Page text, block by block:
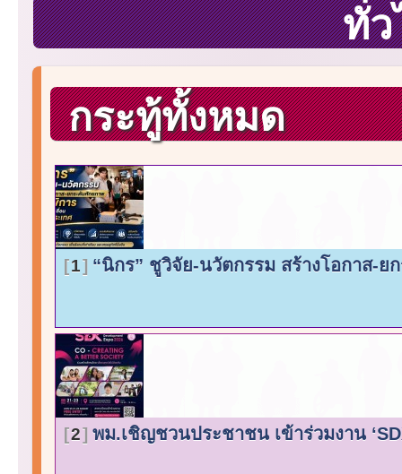
ทั่
กระทู้ทั้งหมด
1 “นิกร” ชูวิจัย-นวัตกรรม สร้างโอกาส-
2 พม.เชิญชวนประชาชน เข้าร่วมงาน